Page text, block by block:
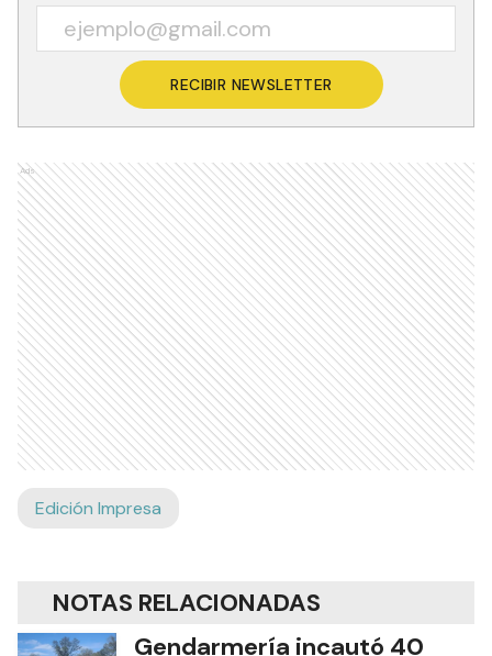
RECIBIR NEWSLETTER
Ads
Edición Impresa
NOTAS RELACIONADAS
Gendarmería incautó 40